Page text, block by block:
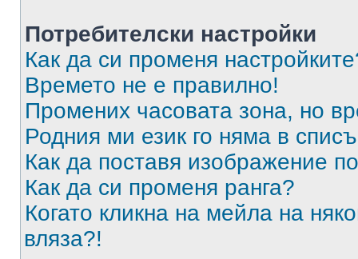
Потребителски настройки
Как да си променя
Времето не е правилно!
Промених часовата зона, но
Родния ми език го няма в
Как да поставя изображение
Как да си променя ранга?
Когато кликна на мейла на
вляза?!